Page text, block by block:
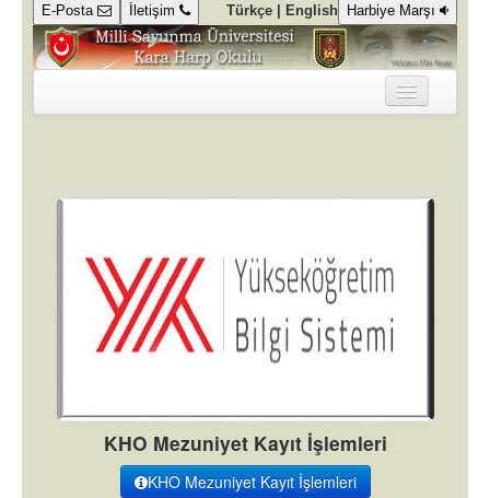
E-Posta İletişim Harbiye Marşı
English
Türkçe |
GALERİ
KÜTÜPHANE
KAMPÜSTE YAŞAM
KHO Mezuniyet Kayıt İşlemleri
KHO Mezuniyet Kayıt İşlemleri